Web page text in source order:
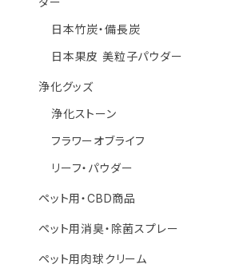
日本竹炭・備長炭
日本果皮 美粒子パウダー
浄化グッズ
浄化ストーン
フラワーオブライフ
リーフ・パウダー
ペット用・CBD商品
ペット用消臭・除菌スプレー
ペット用肉球クリーム